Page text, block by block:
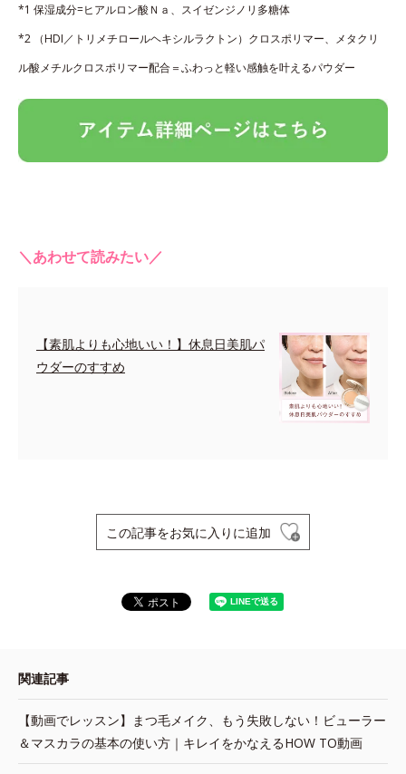
*1 保湿成分=ヒアルロン酸Ｎａ、スイゼンジノリ多糖体
*2 （HDI／トリメチロールヘキシルラクトン）クロスポリマー、メタクリ
ル酸メチルクロスポリマー配合＝ふわっと軽い感触を叶えるパウダー
＼あわせて読みたい／
【素肌よりも心地いい！】休息日美肌パ
ウダーのすすめ
この記事をお気に入りに追加
関連記事
【動画でレッスン】まつ毛メイク、もう失敗しない！ビューラー
＆マスカラの基本の使い方｜キレイをかなえるHOW TO動画